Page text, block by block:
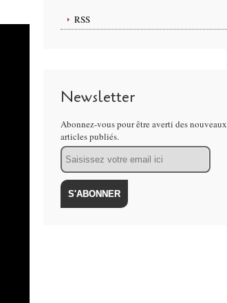
RSS
Newsletter
Abonnez-vous pour être averti des nouveaux
articles publiés.
Email